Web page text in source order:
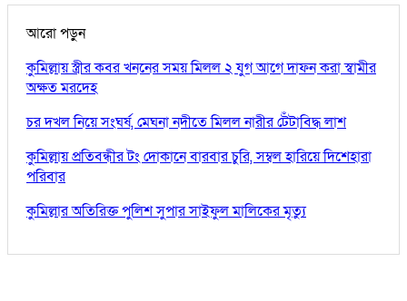
আরো পড়ুন
কুমিল্লায় স্ত্রীর কবর খননের সময় মিলল ২ যুগ আগে দাফন করা স্বামীর
অক্ষত মরদেহ
চর দখল নিয়ে সংঘর্ষ, মেঘনা নদীতে মিলল নারীর টেঁটাবিদ্ধ লাশ
কুমিল্লায় প্রতিবন্ধীর টং দোকানে বারবার চুরি, সম্বল হারিয়ে দিশেহারা
পরিবার
কুমিল্লার অতিরিক্ত পুলিশ সুপার সাইফুল মালিকের মৃত্যু